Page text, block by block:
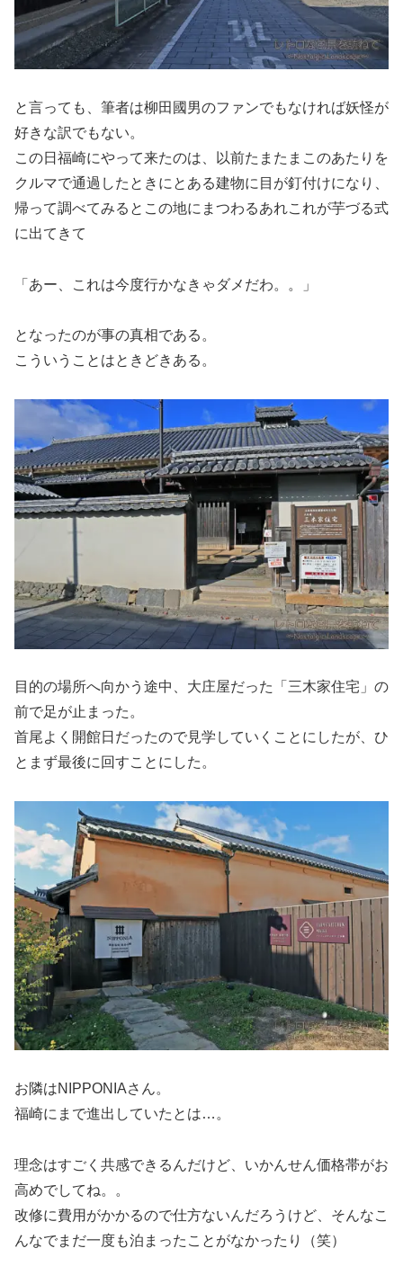
と言っても、筆者は柳田國男のファンでもなければ妖怪が
好きな訳でもない。
この日福崎にやって来たのは、以前たまたまこのあたりを
クルマで通過したときにとある建物に目が釘付けになり、
帰って調べてみるとこの地にまつわるあれこれが芋づる式
に出てきて
「あー、これは今度行かなきゃダメだわ。。」
となったのが事の真相である。
こういうことはときどきある。
目的の場所へ向かう途中、大庄屋だった「三木家住宅」の
前で足が止まった。
首尾よく開館日だったので見学していくことにしたが、ひ
とまず最後に回すことにした。
お隣はNIPPONIAさん。
福崎にまで進出していたとは…。
理念はすごく共感できるんだけど、いかんせん価格帯がお
高めでしてね。。
改修に費用がかかるので仕方ないんだろうけど、そんなこ
んなでまだ一度も泊まったことがなかったり（笑）